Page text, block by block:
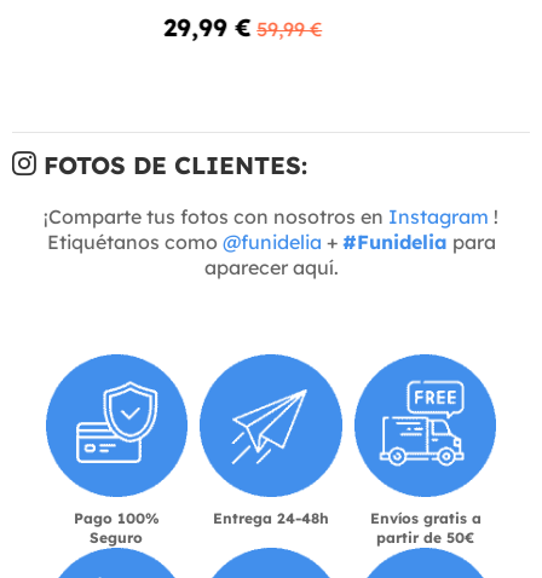
29,99 € 59,99 €
FOTOS DE CLIENTES:
¡Comparte tus fotos con nosotros en Instagram !
Etiquétanos como @funidelia + #Funidelia para
aparecer aquí.
Pago 100%
Seguro
Entrega 24-48h
Envíos gratis a
partir de 50€